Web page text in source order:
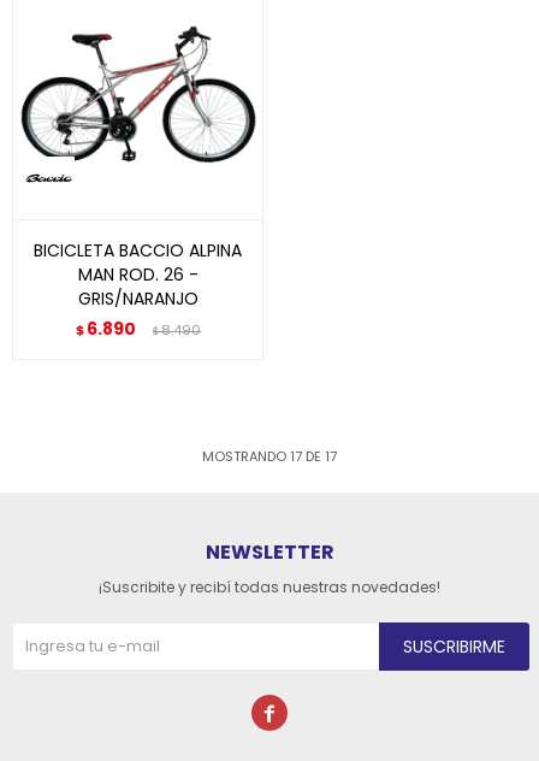
BICICLETA BACCIO ALPINA
MAN ROD. 26 -
GRIS/NARANJO
$ 6.890 $8.490
MOSTRANDO 17 DE 17
NEWSLETTER
¡Suscribite y recibí todas nuestras novedades!
SUSCRIBIRME
